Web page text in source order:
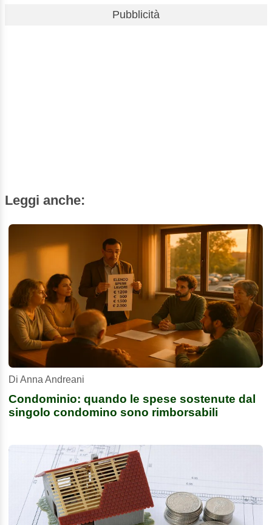
Pubblicità
Leggi anche:
Di Anna Andreani
Condominio: quando le spese sostenute dal
singolo condomino sono rimborsabili